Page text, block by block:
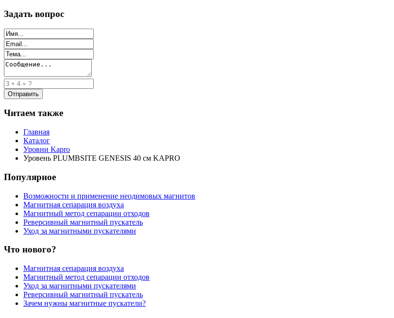
Задать вопрос
Читаем также
Главная
Каталог
Уровни Kapro
Уровень PLUMBSITE GENESIS 40 см KAPRO
Популярное
Возможности и применение неодимовых магнитов
Магнитная сепарация воздуха
Магнитный метод сепарации отходов
Реверсивный магнитный пускатель
Уход за магнитными пускателями
Что нового?
Магнитная сепарация воздуха
Магнитный метод сепарации отходов
Уход за магнитными пускателями
Реверсивный магнитный пускатель
Зачем нужны магнитные пускатели?